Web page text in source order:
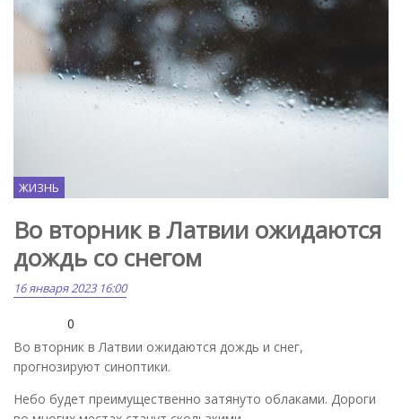
ЖИЗНЬ
Во вторник в Латвии ожидаются
дождь со снегом
16 января 2023 16:00
0
Во вторник в Латвии ожидаются дождь и снег,
прогнозируют синоптики.
Небо будет преимущественно затянуто облаками. Дороги